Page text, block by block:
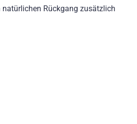
Rückgang zusätzlich